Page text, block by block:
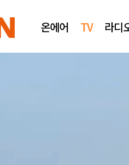
온에어 TV 라디